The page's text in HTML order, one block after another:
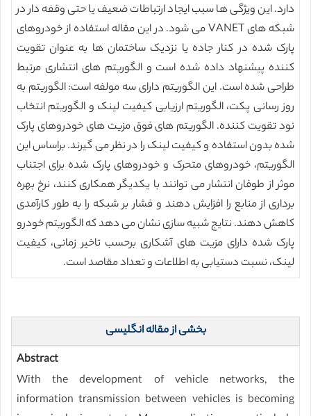
دارد. این ویژگی ها سبب ایجاد ارتباطات ضعیف یا حتی وقفه دار در
شبکه های VANET می شود. در این مقاله استفاده از خودروهای
پارک شده در کنار جاده یا نزدیک ساختمان ها به عنوان تقویت
کننده پیشنهاد داده شده است و الگوریتم های انتشاری مرتبط
طراحی شده است. این الگوریتم دارای سه مولفه است: الگوریتم به
روز رسانی پکت، الگوریتم ارزیابی کیفیت لینک و الگوریتم انتخاب
نود تقویت کننده. الگوریتم های فوق مزیت های خودروهای پارک
شده بدون استفاده و کیفیت لینک را در نظر می گیرند. براساس این
الگوریتم، خودروهای متحرک و خودروهای پارک شده برای اجتناب
موثر از طوفان انتشار می توانند با یکدیگر همکاری کنند، نرخ بهره
برداری از منابع را افزایش دهند و فشار بر شبکه را به طور کارآمدی
کاهش دهند. نتایج شبیه سازی نشان می دهد که الگوریتم خودرو
پارک شده دارای مزیت های آشکاری برحسب تاخیر زمانی، کیفیت
لینک، نسبت دستیابی به اطلاعات و تعداد مقاصد است.
بخشی از مقاله انگلیسی
Abstract
With the development of vehicle networks, the
information transmission between vehicles is becoming